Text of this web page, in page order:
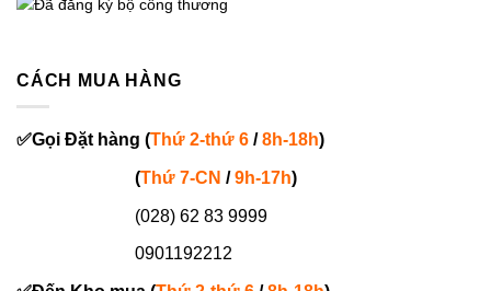
CÁCH MUA HÀNG
✅Gọi Đặt hàng (Thứ 2-thứ 6 /8h-18h)
(Thứ 7-CN /9h-17h)
(028) 62 83 9999
0901192212